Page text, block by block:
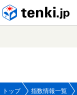
トップ 指数情報一覧